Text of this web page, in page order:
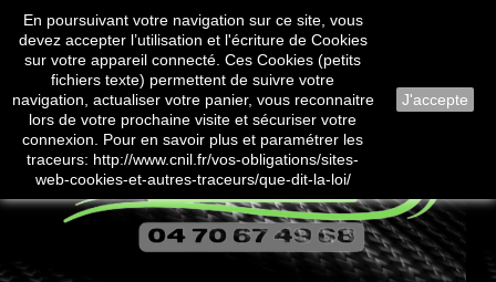
Contactez-nous
En poursuivant votre navigation sur ce site, vous
devez accepter l’utilisation et l'écriture de Cookies
sur votre appareil connecté. Ces Cookies (petits
fichiers texte) permettent de suivre votre
navigation, actualiser votre panier, vous reconnaitre
lors de votre prochaine visite et sécuriser votre
connexion. Pour en savoir plus et paramétrer les
traceurs: http://www.cnil.fr/vos-obligations/sites-
web-cookies-et-autres-traceurs/que-dit-la-loi/
J'accepte